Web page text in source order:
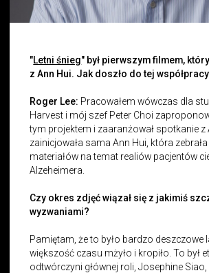
"Letni śnieg" był pierwszym filmem,
z Ann Hui. Jak doszło do tej
Roger Lee: Pracowałem wówczas dla
Harvest i mój szef Peter Choi
tym projektem i zaaranżował spotkanie z
zainicjowała sama Ann Hui, która
materiałów na temat realiów pacjentów
Alzeheimera.
Czy okres zdjęć wiązał się z jakimiś
wyzwaniami?
Pamiętam, że to było bardzo deszczowe
większość czasu mżyło i kropiło. To był
odtwórczyni głównej roli, Josephine Siao,